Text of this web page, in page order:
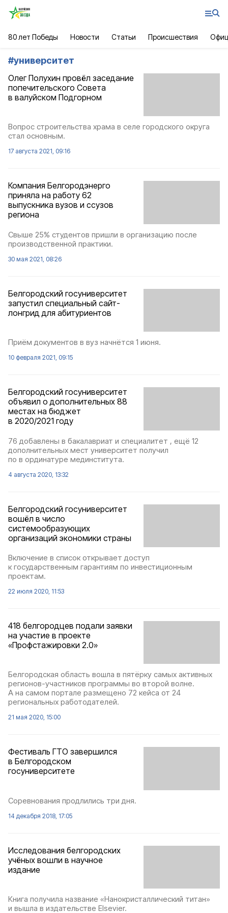
80 лет Победы Новости Статьи Происшествия
#университет
Олег Полухин провёл заседание
попечительского Совета
в валуйском Подгорном
Вопрос строительства храма в селе городского округа
стал основным.
17 августа 2021, 09:16
Компания Белгородэнерго
приняла на работу 62
выпускника вузов и ссузов
региона
Свыше 25% студентов пришли в организацию после
производственной практики.
30 мая 2021, 08:26
Белгородский госуниверситет
запустил специальный сайт-
лонгрид для абитуриентов
Приём документов в вуз начнётся 1 июня.
10 февраля 2021, 09:15
Белгородский госуниверситет
объявил о дополнительных 88
местах на бюджет
в 2020/2021 году
76 добавлены в бакалавриат и специалитет , ещё 12
дополнительных мест университет получил
по в ординатуре мединститута.
4 августа 2020, 13:32
Белгородский госуниверситет
вошёл в число
системообразующих
организаций экономики страны
Включение в список открывает доступ
к государственным гарантиям по инвестиционным
проектам.
22 июля 2020, 11:53
418 белгородцев подали заявки
на участие в проекте
«Профстажировки 2.0»
Белгородская область вошла в пятёрку самых активных
регионов-участников программы во второй волне.
А на самом портале размещено 72 кейса от 24
региональных работодателей.
21 мая 2020, 15:00
Фестиваль ГТО завершился
в Белгородском
госуниверситете
Соревнования продлились три дня.
14 декабря 2018, 17:05
Исследования белгородских
учёных вошли в научное
издание
Книга получила название «Нанокристаллический титан»
и вышла в издательстве Elsevier.